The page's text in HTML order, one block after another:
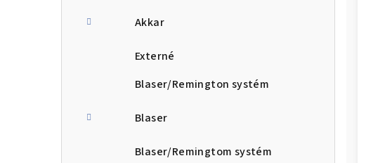
Akkar
Externé
Blaser/Remington systém
Blaser
Blaser/Remingtom systém